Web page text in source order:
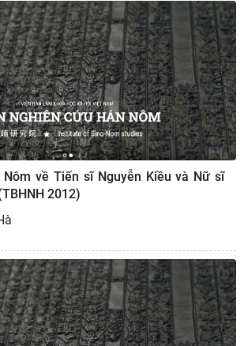
về Tiến sĩ Nguyễn Kiều và Nữ sĩ
2012)